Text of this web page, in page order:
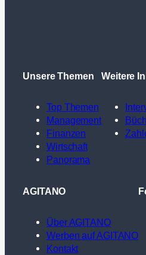
Unsere Themen
Top Themen
Management
Finanzen
Wirtschaft
Panorama
Weitere
AGITANO
Über AGITANO
Werben auf AGITANO
Kontakt